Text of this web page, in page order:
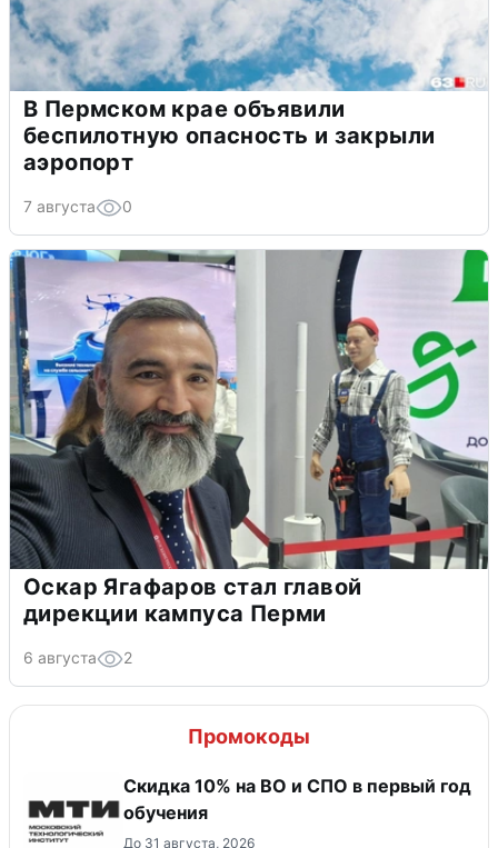
В Пермском крае объявили
беспилотную опасность и закрыли
аэропорт
7 августа 0
Оскар Ягафаров стал главой
дирекции кампуса Перми
6 августа 2
Промокоды
Скидка 10% на ВО и СПО в первый год
обучения
До 31 августа, 2026